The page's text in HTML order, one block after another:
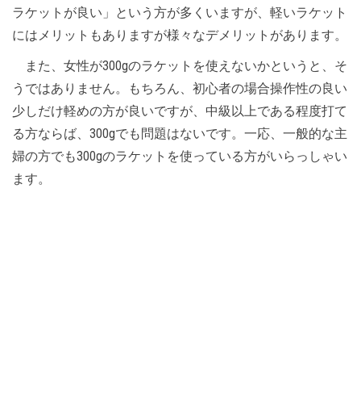
ラケットが良い」という方が多くいますが、軽いラケット
にはメリットもありますが様々なデメリットがあります。
また、女性が300gのラケットを使えないかというと、そ
うではありません。もちろん、初心者の場合操作性の良い
少しだけ軽めの方が良いですが、中級以上である程度打て
る方ならば、300gでも問題はないです。一応、一般的な主
婦の方でも300gのラケットを使っている方がいらっしゃい
ます。